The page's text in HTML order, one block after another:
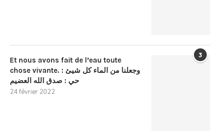
3
Et nous avons fait de l’eau toute
chose vivante. : وجعلنا من الماء كل شيئ
حي : صدق الله العضيم
24 février 2022